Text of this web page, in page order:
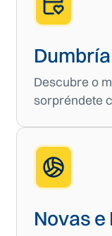
Descubre o
sorpréndete
Novas e